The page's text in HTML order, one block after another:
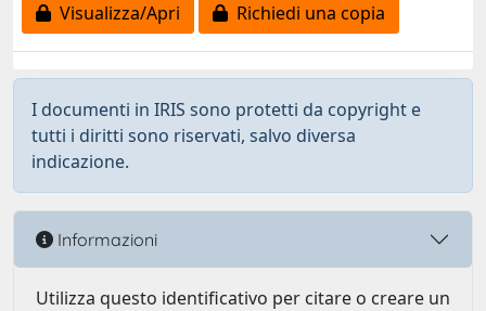
Visualizza/Apri
Richiedi una copia
I documenti in IRIS sono protetti da copyright e
tutti i diritti sono riservati, salvo diversa
indicazione.
Informazioni
Utilizza questo identificativo per citare o creare un